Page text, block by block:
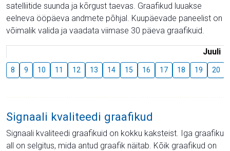
satelliitide suunda ja kõrgust taevas. Graafikud luuakse
eelneva ööpäeva andmete põhjal. Kuupäevade paneelist on
võimalik valida ja vaadata viimase 30 päeva graafikuid.
Juuli
8 9 10 11 12 13 14 15 16 17 18 19 20
Signaali kvaliteedi graafikud
Signaali kvaliteedi graafikuid on kokku kaksteist. Iga graafiku
all on selgitus, mida antud graafik näitab. Kõik graafikud on